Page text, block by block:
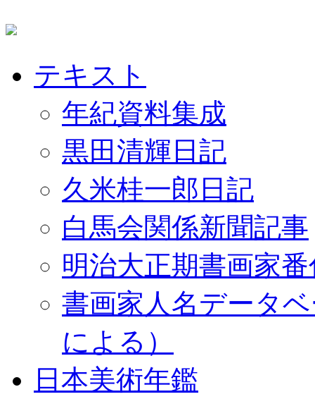
テキスト
年紀資料集成
黒田清輝日記
久米桂一郎日記
白馬会関係新聞記事
明治大正期書画家
書画家人名データ
による）
日本美術年鑑